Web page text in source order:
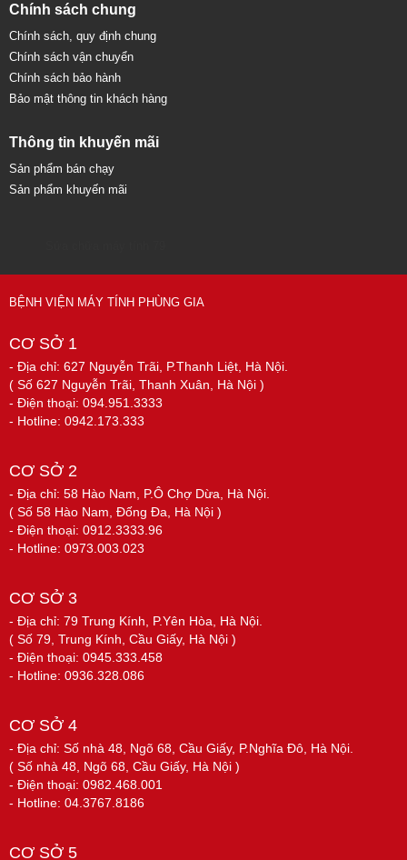
Chính sách chung
Chính sách, quy định chung
Chính sách vận chuyển
Chính sách bảo hành
Bảo mật thông tin khách hàng
Thông tin khuyến mãi
Sản phẩm bán chạy
Sản phẩm khuyến mãi
BỆNH VIỆN MÁY TÍNH PHÙNG GIA
CƠ SỞ 1
- Địa chỉ: 627 Nguyễn Trãi, P.Thanh Liệt, Hà Nội.
( Số 627 Nguyễn Trãi, Thanh Xuân, Hà Nội )
- Điện thoại: 094.951.3333
- Hotline: 0942.173.333
CƠ SỞ 2
- Địa chỉ: 58 Hào Nam, P.Ô Chợ Dừa, Hà Nội.
( Số 58 Hào Nam, Đống Đa, Hà Nội )
- Điện thoại: 0912.3333.96
- Hotline: 0973.003.023
CƠ SỞ 3
- Địa chỉ: 79 Trung Kính, P.Yên Hòa, Hà Nội.
( Số 79, Trung Kính, Cầu Giấy, Hà Nội )
- Điện thoại: 0945.333.458
- Hotline: 0936.328.086
CƠ SỞ 4
- Địa chỉ: Số nhà 48, Ngõ 68, Cầu Giấy, P.Nghĩa Đô, Hà Nội.
( Số nhà 48, Ngõ 68, Cầu Giấy, Hà Nội )
- Điện thoại: 0982.468.001
- Hotline: 04.3767.8186
CƠ SỞ 5